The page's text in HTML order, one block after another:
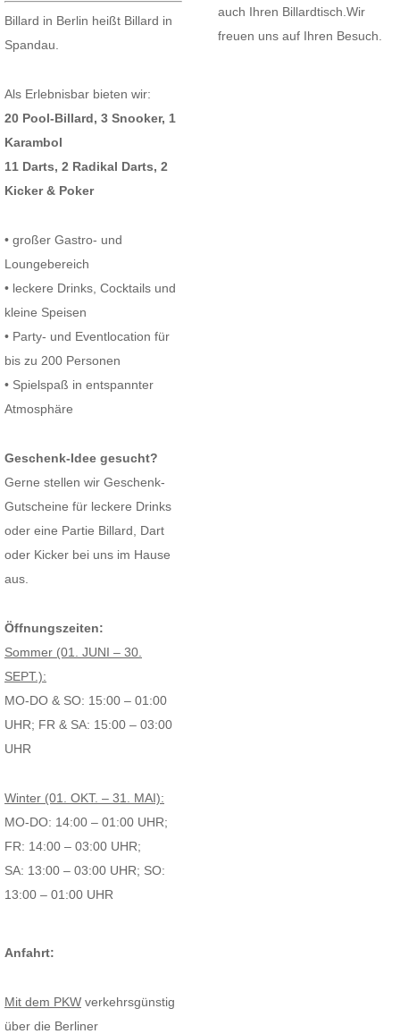
Billard in Berlin heißt Billard in
Spandau.
Als Erlebnisbar bieten wir:
20 Pool-Billard, 3 Snooker, 1
Karambol
11 Darts, 2 Radikal Darts, 2
Kicker & Poker
• großer Gastro- und
Loungebereich
• leckere Drinks, Cocktails und
kleine Speisen
• Party- und Eventlocation für
bis zu 200 Personen
• Spielspaß in entspannter
Atmosphäre
Geschenk-Idee gesucht?
Gerne stellen wir Geschenk-
Gutscheine für leckere Drinks
oder eine Partie Billard, Dart
oder Kicker bei uns im Hause
aus.
Öffnungszeiten:
Sommer (01. JUNI – 30.
SEPT.):
MO-DO & SO: 15:00 – 01:00
UHR; FR & SA: 15:00 – 03:00
UHR
Winter (01. OKT. – 31. MAI):
MO-DO: 14:00 – 01:00 UHR;
FR: 14:00 – 03:00 UHR;
SA: 13:00 – 03:00 UHR; SO:
13:00 – 01:00 UHR
Anfahrt:
Mit dem PKW verkehrsgünstig
über die Berliner
auch Ihren Billardtisch.Wir
freuen uns auf Ihren Besuch.